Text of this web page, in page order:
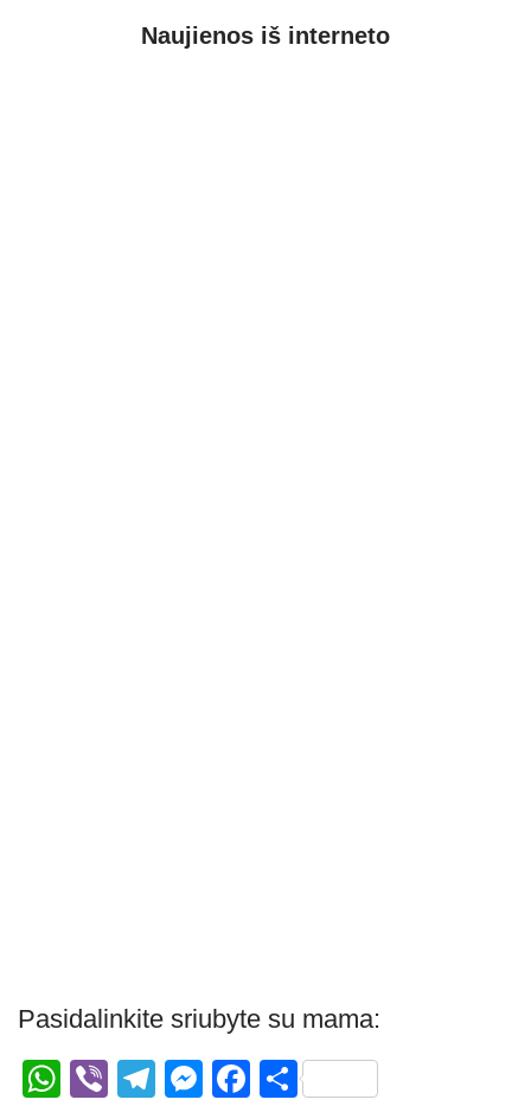
Naujienos iš interneto
Pasidalinkite sriubyte su mama:
W
Vi
T
M
F
S